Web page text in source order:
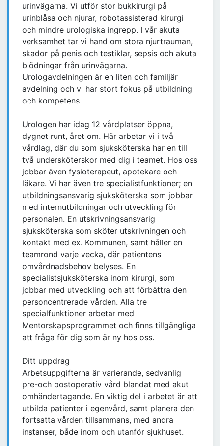
urinvägarna. Vi utför stor bukkirurgi på
urinblåsa och njurar, robotassisterad kirurgi
och mindre urologiska ingrepp. I vår akuta
verksamhet tar vi hand om stora njurtrauman,
skador på penis och testiklar, sepsis och akuta
blödningar från urinvägarna.
Urologavdelningen är en liten och familjär
avdelning och vi har stort fokus på utbildning
och kompetens.
Urologen har idag 12 vårdplatser öppna,
dygnet runt, året om. Här arbetar vi i två
vårdlag, där du som sjuksköterska har en till
två undersköterskor med dig i teamet. Hos oss
jobbar även fysioterapeut, apotekare och
läkare. Vi har även tre specialistfunktioner; en
utbildningsansvarig sjuksköterska som jobbar
med internutbildningar och utveckling för
personalen. En utskrivningsansvarig
sjuksköterska som sköter utskrivningen och
kontakt med ex. Kommunen, samt håller en
teamrond varje vecka, där patientens
omvårdnadsbehov belyses. En
specialistsjuksköterska inom kirurgi, som
jobbar med utveckling och att förbättra den
personcentrerade vården. Alla tre
specialfunktioner arbetar med
Mentorskapsprogrammet och finns tillgängliga
att fråga för dig som är ny hos oss.
Ditt uppdrag
Arbetsuppgifterna är varierande, sedvanlig
pre-och postoperativ vård blandat med akut
omhändertagande. En viktig del i arbetet är att
utbilda patienter i egenvård, samt planera den
fortsatta vården tillsammans, med andra
instanser, både inom och utanför sjukhuset.